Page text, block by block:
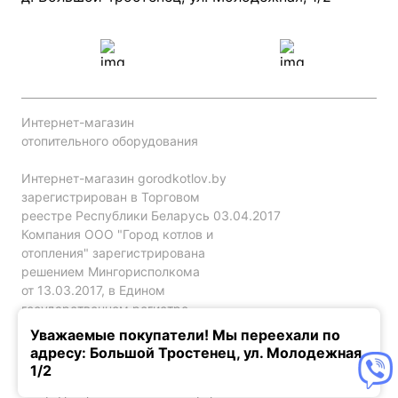
Интернет-магазин
отопительного оборудования
Интернет-магазин gorodkotlov.by
зарегистрирован в Торговом
реестре Республики Беларусь 03.04.2017
Компания ООО "Город котлов и
отопления" зарегистрирована
решением Мингорисполкома
от 13.03.2017, в Едином
государственном регистре
юр. лиц и индивидуальных
предпринимателей за №192786120.
Уважаемые покупатели! Мы переехали по
адресу: Большой Тростенец, ул. Молодежная,
1/2